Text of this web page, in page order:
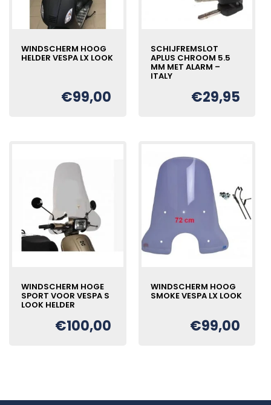
WINDSCHERM HOOG
HELDER VESPA LX LOOK
€99,00
SCHIJFREMSLOT
APLUS CHROOM 5.5
MM MET ALARM –
ITALY
€29,95
WINDSCHERM HOGE
SPORT VOOR VESPA S
LOOK HELDER
€100,00
WINDSCHERM HOOG
SMOKE VESPA LX LOOK
€99,00